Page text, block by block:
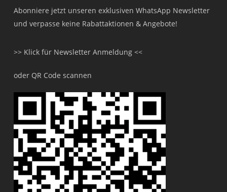
Abonniere jetzt unseren exklusiven WhatsApp Newsletter
und verpasse keine Rabattaktionen & Angebote!
>> Klick für Newsletter Anmeldung <<
oder QR Code scannen